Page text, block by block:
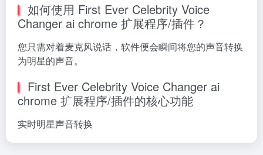
如何使用 First Ever Celebrity Voice
Changer ai chrome 扩展程序/插件？
您只需对着麦克风说话，软件便会瞬间将您的声音转换
为明星的声音。
First Ever Celebrity Voice Changer ai
chrome 扩展程序/插件的核心功能
实时明星声音转换